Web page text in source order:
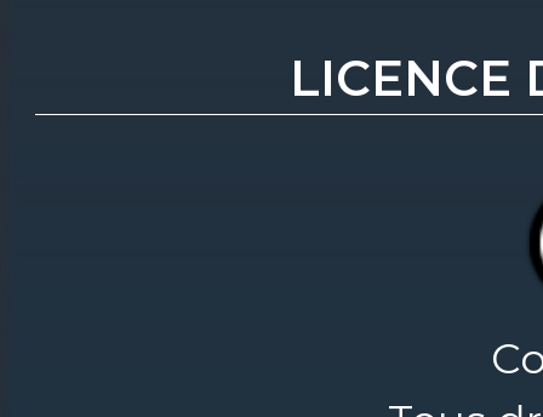
LICENCE